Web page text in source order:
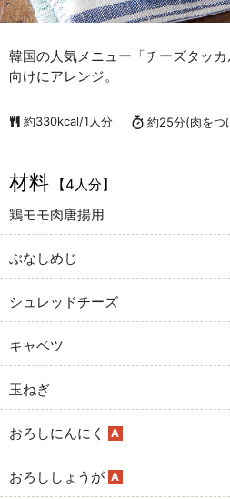
韓国の人気メニュー「チーズタッ
向けにアレンジ。
約330kcal/1人分 約25分(肉をつ
材料
【4人分】
鶏モモ肉唐揚用
ぶなしめじ
シュレッドチーズ
キャベツ
玉ねぎ
おろしにんにく A
おろししょうが A